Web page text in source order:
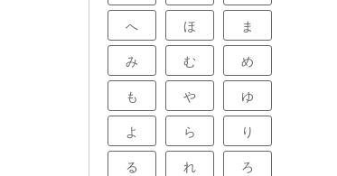
へ ほ ま
み む め
も や ゆ
よ ら り
る れ ろ